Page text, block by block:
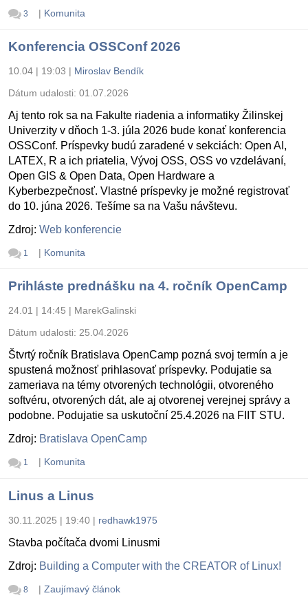
3 | Komunita
Konferencia OSSConf 2026
10.04 | 19:03 | Miroslav Bendík
Dátum udalosti: 01.07.2026
Aj tento rok sa na Fakulte riadenia a informatiky Žilinskej
Univerzity v dňoch 1-3. júla 2026 bude konať konferencia
OSSConf. Príspevky budú zaradené v sekciách: Open AI,
LATEX, R a ich priatelia, Vývoj OSS, OSS vo vzdelávaní,
Open GIS & Open Data, Open Hardware a
Kyberbezpečnosť. Vlastné príspevky je možné registrovať
do 10. júna 2026. Tešíme sa na Vašu návštevu.
Zdroj: Web konferencie
1 | Komunita
Prihláste prednášku na 4. ročník OpenCamp
24.01 | 14:45 | MarekGalinski
Dátum udalosti: 25.04.2026
Štvrtý ročník Bratislava OpenCamp pozná svoj termín a je
spustená možnosť prihlasovať príspevky. Podujatie sa
zameriava na témy otvorených technológii, otvoreného
softvéru, otvorených dát, ale aj otvorenej verejnej správy a
podobne. Podujatie sa uskutoční 25.4.2026 na FIIT STU.
Zdroj: Bratislava OpenCamp
1 | Komunita
Linus a Linus
30.11.2025 | 19:40 | redhawk1975
Stavba počítača dvomi Linusmi
Zdroj: Building a Computer with the CREATOR of Linux!
8 | Zaujímavý článok